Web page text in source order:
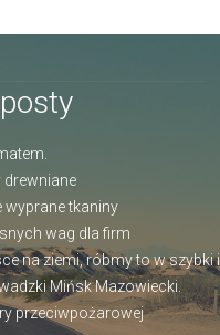
drewniane
wyprane tkaniny
wag dla firm
na ziemi, róbmy to w szybki i
Mińsk Mazowiecki.
przeciwpożarowej